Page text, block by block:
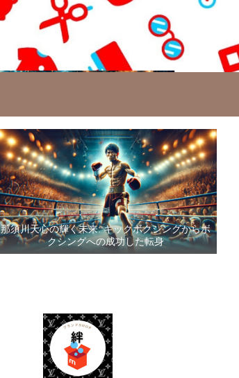
那須川天心の輝く未来: キックボクシングからボ
クシングへの成功した転身